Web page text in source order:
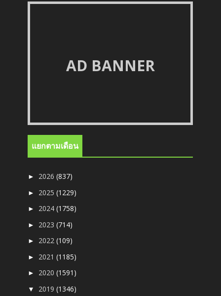
AD BANNER
แยกตามเดือน
► 2026(837)
► 2025(1229)
► 2024(1758)
► 2023(714)
► 2022(109)
► 2021(1185)
► 2020(1591)
▼ 2019(1346)